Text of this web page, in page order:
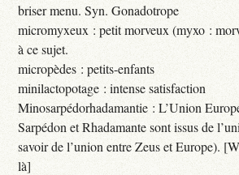
briser menu. Syn. Gonadotrope
micromyxeux : petit morveux (myxo :
à ce sujet.
micropèdes : petits-enfants
minilactopotage : intense satisfaction
Minosarpédorhadamantie : L’Union
Sarpédon et Rhadamante sont issus de
savoir de l’union entre Zeus et Europe).
là]